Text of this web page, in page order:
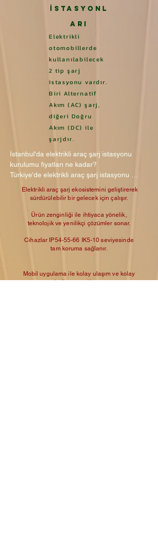
İSTASY ONL
ARI
Elektrikli
otomobillerde
kullanılabilecek
2 tip şarj
istasyonu vardır.
Biri Alternatif
Akım (AC) şarj,
diğeri Doğru
Akım (DC) ile
şarjdır.
İstanbul'da elektrikli araç şarj istasyonu
kurulumu fiyatları ne kadar?
Türkiye'de elektrikli araç şarj istasyonu
Elektrikli araç şarj ekosistemini geliştirerek
sürdürülebilir bir gelecek için çalışır.
Ürün zenginliği ile ihtiyaca yönelik,
teknolojik ve yenilikçi çözümler sonar.
Cihazlar IP54-55-66 IK5-10 seviyesinde
tam koruma sağlanır.
Mobil uygulama ile kolay ulaşım ve kolay
kullanım sağlanır.
- ARVİA
few days ago
Verified